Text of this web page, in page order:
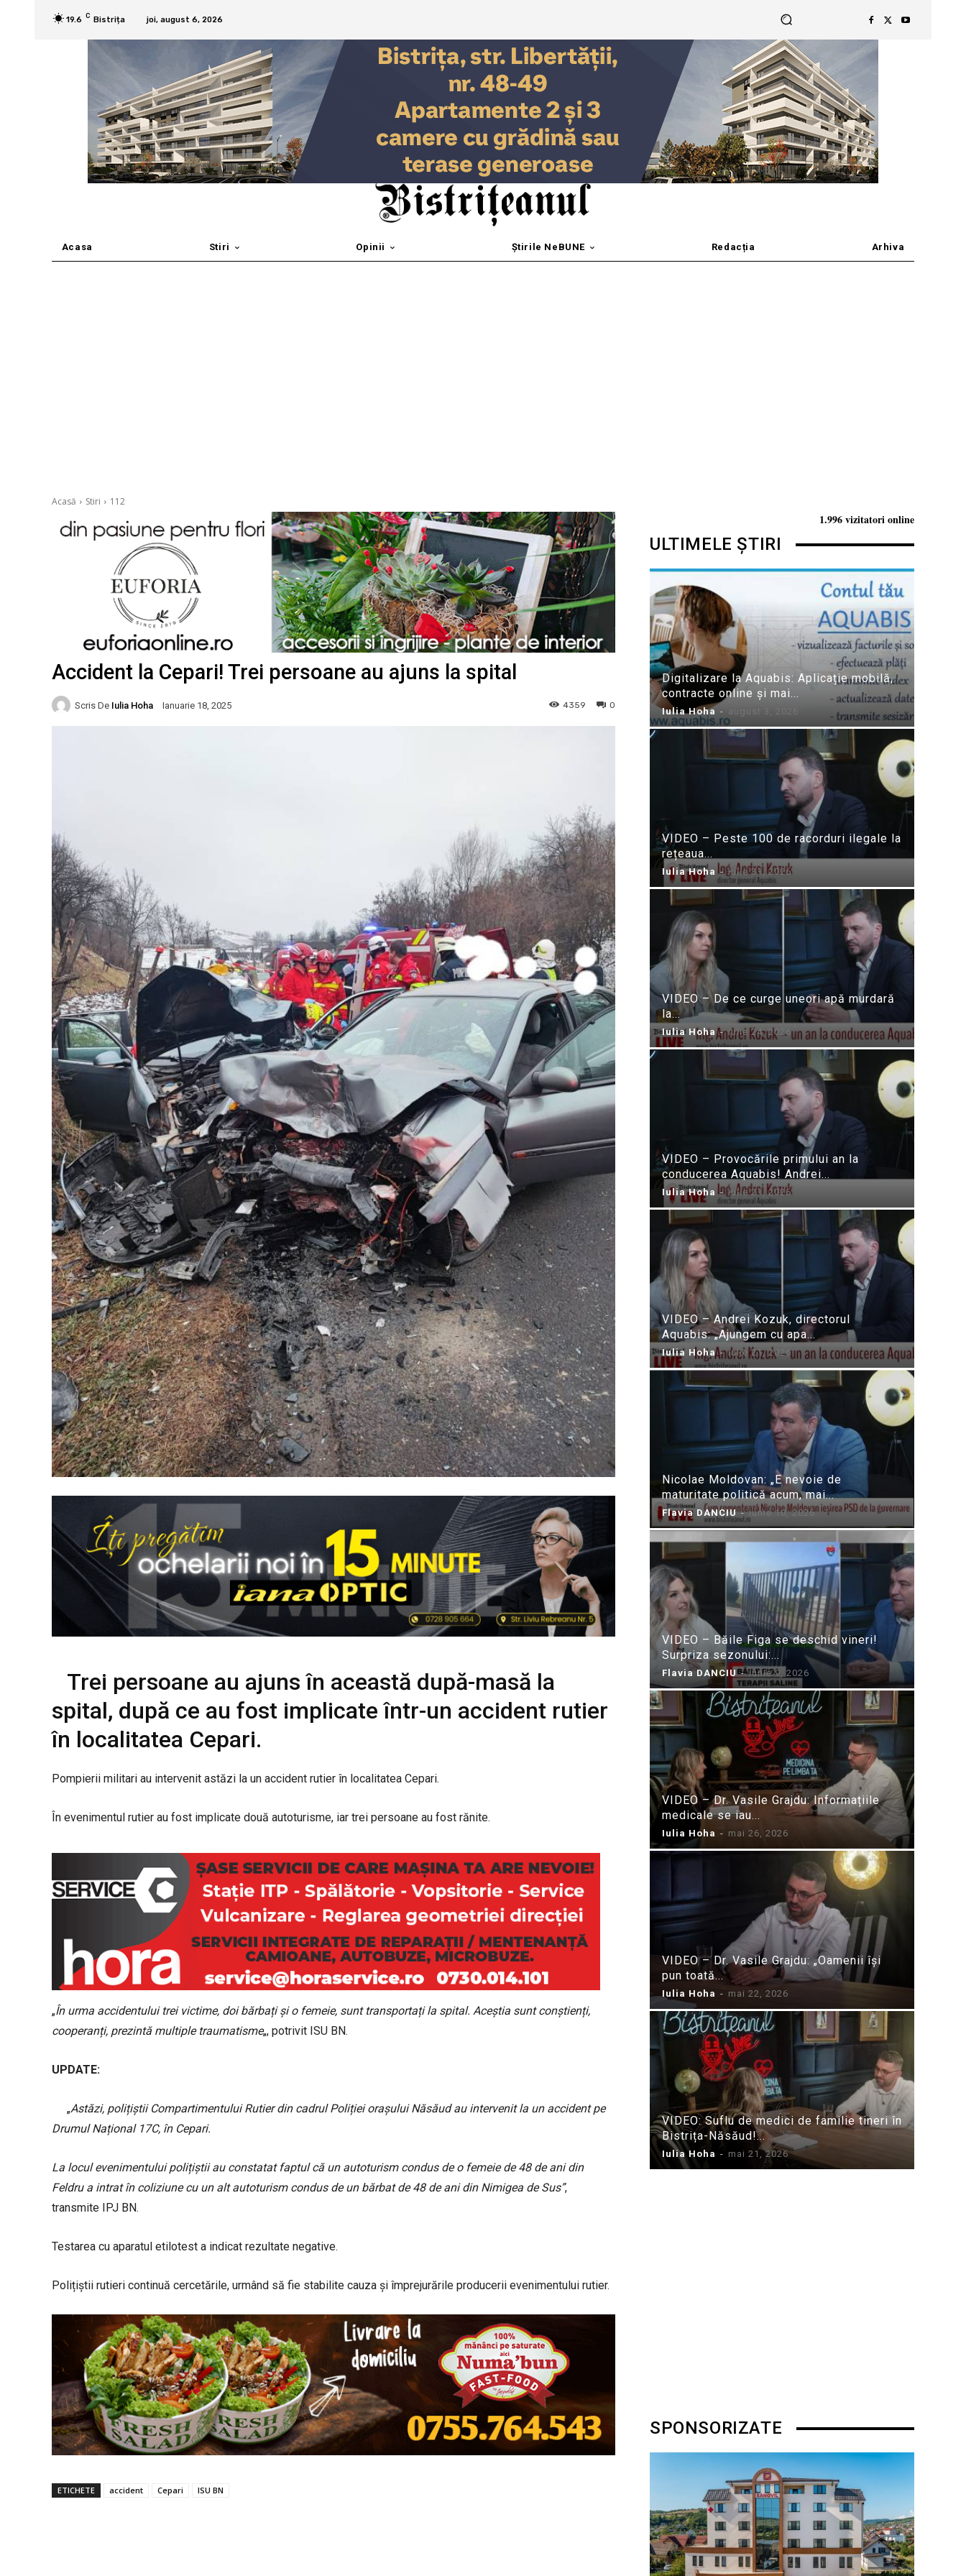
19.6 C Bistrița joi, august 6, 2026
Acasa Stiri Opinii Știrile NeBUNE Redacția Arhiva
Acasă Stiri 112
Accident la Cepari! Trei persoane au ajuns la spital
Scris De Iulia Hoha Ianuarie 18, 2025 0
4359
Trei persoane au ajuns în această după-masă la
spital, după ce au fost implicate într-un accident rutier
în localitatea Cepari.
Pompierii militari au intervenit astăzi la un accident rutier în localitatea Cepari.
În evenimentul rutier au fost implicate două autoturisme, iar trei persoane au fost rănite.
„În urma accidentului trei victime, doi bărbați și o femeie, sunt transportați la spital. Aceștia sunt conștienți,
cooperanți, prezintă multiple traumatisme„, potrivit ISU BN.
UPDATE:
„Astăzi, polițiștii Compartimentului Rutier din cadrul Poliției orașului Năsăud au intervenit la un accident pe
Drumul Național 17C, în Cepari.
La locul evenimentului polițiștii au constatat faptul că un autoturism condus de o femeie de 48 de ani din
Feldru a intrat în coliziune cu un alt autoturism condus de un bărbat de 48 de ani din Nimigea de Sus”,
transmite IPJ BN.
Testarea cu aparatul etilotest a indicat rezultate negative.
Polițiștii rutieri continuă cercetările, urmând să fie stabilite cauza și împrejurările producerii evenimentului rutier.
ETICHETE accident Cepari ISU BN
1.996 vizitatori online
ULTIMELE ȘTIRI
Digitalizare la Aquabis: Aplicație mobilă,
contracte online și mai...
Iulia Hoha - august 3, 2026
VIDEO – Peste 100 de racorduri ilegale la
rețeaua...
Iulia Hoha - iulie 31, 2026
VIDEO – De ce curge uneori apă murdară
la...
Iulia Hoha - iulie 24, 2026
VIDEO – Provocările primului an la
conducerea Aquabis! Andrei...
Iulia Hoha - iulie 21, 2026
VIDEO – Andrei Kozuk, directorul
Aquabis: „Ajungem cu apa...
Iulia Hoha - iulie 21, 2026
Nicolae Moldovan: „E nevoie de
maturitate politică acum, mai...
Flavia DANCIU - iunie 10, 2026
VIDEO – Băile Figa se deschid vineri!
Surpriza sezonului:...
Flavia DANCIU - iunie 9, 2026
VIDEO – Dr. Vasile Grajdu: Informațiile
medicale se iau...
Iulia Hoha - mai 26, 2026
VIDEO – Dr. Vasile Grajdu: „Oamenii își
pun toată...
Iulia Hoha - mai 22, 2026
VIDEO: Suflu de medici de familie tineri în
Bistrița-Năsăud!...
Iulia Hoha - mai 21, 2026
SPONSORIZATE